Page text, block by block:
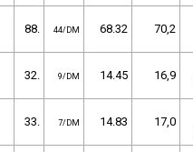
88. 44/DM 68.32 70,2
32. 9/DM 14.45 16,9
33. 7/DM 14.83 17,0